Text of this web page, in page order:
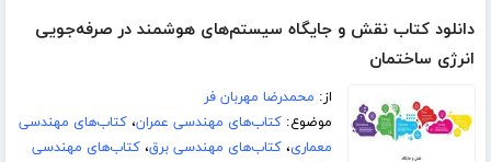
دانلود کتاب نقش و جایگاه سیستم‌های هوشمند در صرفه‌جویی
انرژی ساختمان
از: محمدرضا مهربان فر
موضوع:کتاب‌های مهندسی عمران،کتاب‌های مهندسی
معماری،کتاب‌های مهندسی برق،کتاب‌های مهندسی